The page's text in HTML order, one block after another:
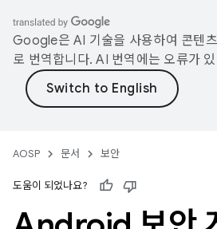
Google은 AI 기술을 사용하여 콘텐
로 번역합니다. AI 번역에는 오류가
AOSP 문서 보안
도움이 되었나요?